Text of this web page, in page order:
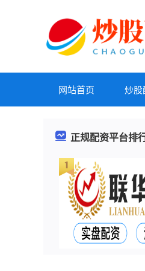
网站首页 炒股
正规配资平台排